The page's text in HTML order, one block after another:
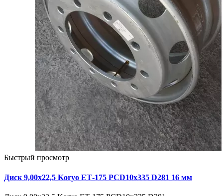
Быстрый просмотр
Диск 9,00х22,5 Koryo ЕТ-175 PCD10x335 D281 16 мм